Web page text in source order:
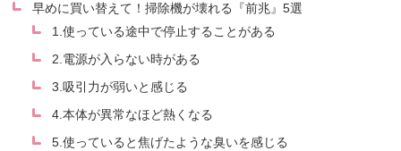
早めに買い替えて！掃除機が壊れる『前兆』5選
1.使っている途中で停止することがある
2.電源が入らない時がある
3.吸引力が弱いと感じる
4.本体が異常なほど熱くなる
5.使っていると焦げたような臭いを感じる